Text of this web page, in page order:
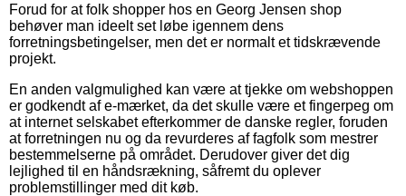
Forud for at folk shopper hos en Georg Jensen shop
behøver man ideelt set løbe igennem dens
forretningsbetingelser, men det er normalt et tidskrævende
projekt.
En anden valgmulighed kan være at tjekke om webshoppen
er godkendt af e-mærket, da det skulle være et fingerpeg om
at internet selskabet efterkommer de danske regler, foruden
at forretningen nu og da revurderes af fagfolk som mestrer
bestemmelserne på området. Derudover giver det dig
lejlighed til en håndsrækning, såfremt du oplever
problemstillinger med dit køb.